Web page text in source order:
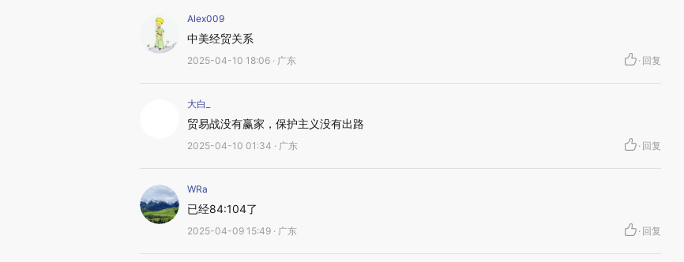
Alex009
中美经贸关系
2025-04-10 18:06 · 广东 · 回复
大白_
贸易战没有赢家，保护主义没有出路
2025-04-10 01:34 · 广东 · 回复
WRa
已经84:104了
2025-04-09 15:49 · 广东 · 回复